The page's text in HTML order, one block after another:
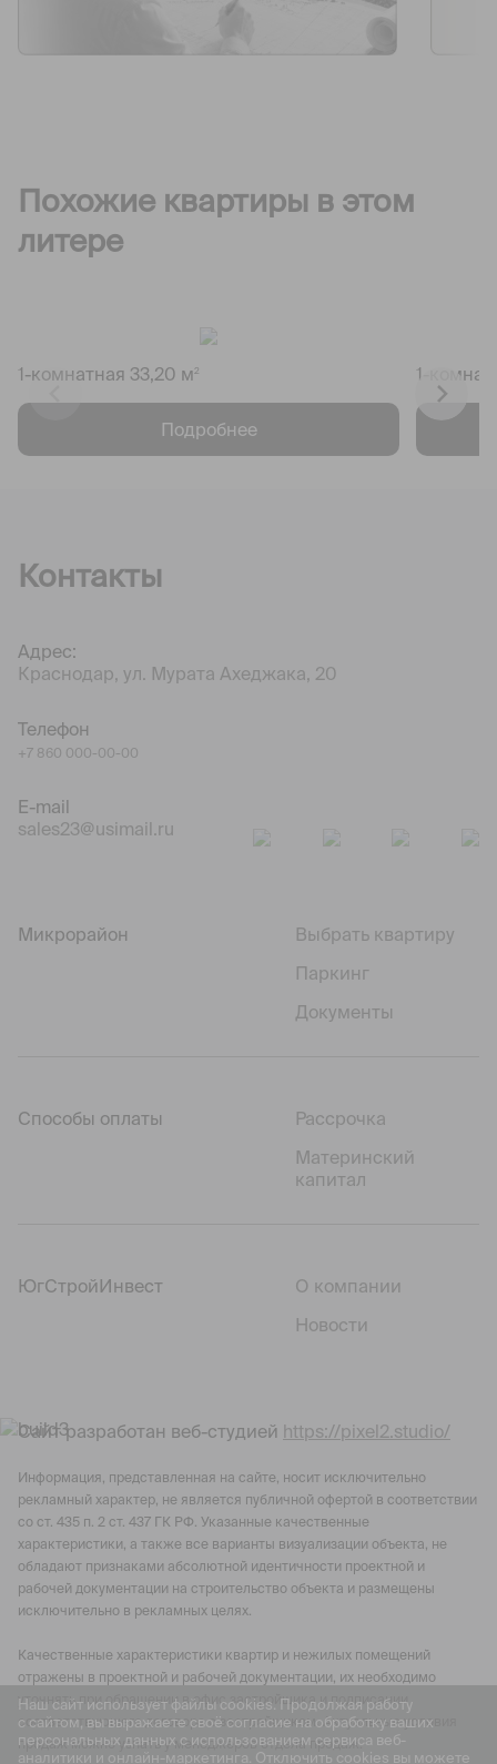
Наш сайт использует файлы cookies. Продолжая работу
с сайтом, вы выражаете своё согласие на обработку ваших
персональных данных с использованием сервиса веб-
аналитики и онлайн-маркетинга. Отключить cookies вы можете
Похожие квартиры в этом
литере
1-комнатная 33,20 м 2
Подробнее
1-
Контакты
Адрес:
Краснодар, ул. Мурата Ахеджака, 20
Телефон
+7 860 000-00-00
E-mail
sales23@usimail.ru
Микрорайон
Выбрать квартиру
Паркинг
Документы
Способы оплаты
Рассрочка
Материнский
капитал
ЮгСтройИнвест
О компании
Новости
Сайт разработан веб-студией https://pixel2.studio/
Информация, представленная на сайте, носит исключительно
рекламный характер, не является публичной офертой в соответствии
со ст. 435 п. 2 ст. 437 ГК РФ. Указанные качественные
характеристики, а также все варианты визуализации объекта, не
обладают признаками абсолютной идентичности проектной и
рабочей документации на строительство объекта и размещены
исключительно в рекламных целях.
Качественные характеристики квартир и нежилых помещений
отражены в проектной и рабочей документации, их необходимо
уточнять при обращении в офис застройщика и подписании
соответствующего договора с застройщиком. Актуальные условия
продаж можно узнать у менеджеров отдела продаж.